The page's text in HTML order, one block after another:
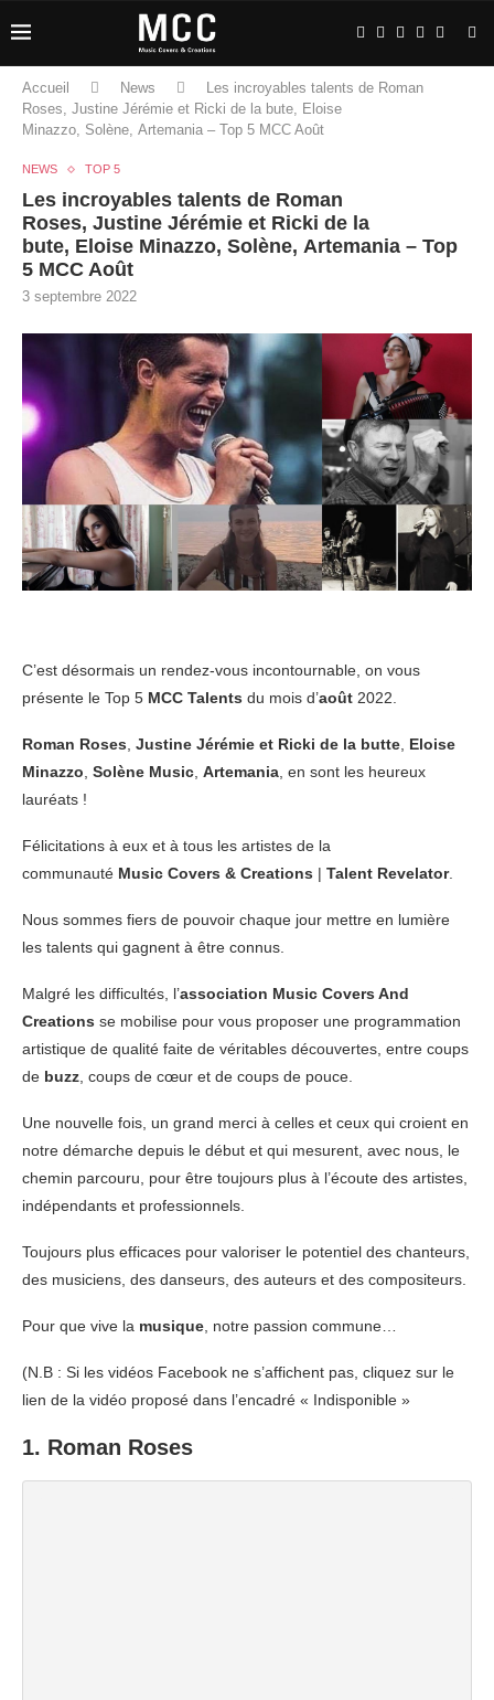
Accueil News
Les incroyables talents de Roman
Roses, Justine Jérémie et Ricki de la bute, Eloise
Minazzo, Solène, Artemania – Top 5 MCC Août
NEWS TOP 5
Les incroyables talents de Roman
Roses, Justine Jérémie et Ricki de la
bute, Eloise Minazzo, Solène, Artemania – Top
5 MCC Août
3 septembre 2022
C’est désormais un rendez-vous incontournable, on vous
présente le Top 5 MCC Talents du mois d’août 2022.
Roman Roses, Justine Jérémie et Ricki de la butte, Eloise
Minazzo, Solène Music, Artemania, en sont les heureux
lauréats !
Félicitations à eux et à tous les artistes de la
communauté Music Covers & Creations | Talent Revelator.
Nous sommes fiers de pouvoir chaque jour mettre en lumière
les talents qui gagnent à être connus.
Malgré les difficultés, l’association Music Covers And
Creations se mobilise pour vous proposer une programmation
artistique de qualité faite de véritables découvertes, entre coups
de buzz, coups de cœur et de coups de pouce.
Une nouvelle fois, un grand merci à celles et ceux qui croient en
notre démarche depuis le début et qui mesurent, avec nous, le
chemin parcouru, pour être toujours plus à l’écoute des artistes,
indépendants et professionnels.
Toujours plus efficaces pour valoriser le potentiel des chanteurs,
des musiciens, des danseurs, des auteurs et des compositeurs.
Pour que vive la musique, notre passion commune…
(N.B : Si les vidéos Facebook ne s’affichent pas, cliquez sur le
lien de la vidéo proposé dans l’encadré « Indisponible »
1. Roman Roses